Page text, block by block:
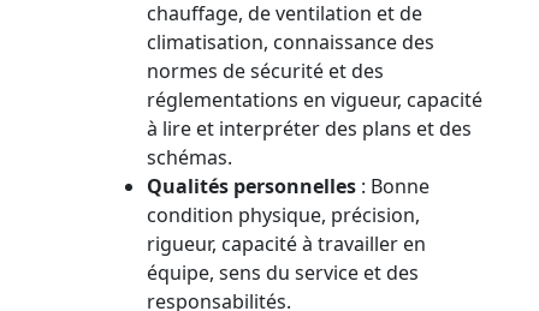
chauffage, de ventilation et de
climatisation, connaissance des
normes de sécurité et des
réglementations en vigueur, capacité
à lire et interpréter des plans et des
schémas.
Qualités personnelles : Bonne
condition physique, précision,
rigueur, capacité à travailler en
équipe, sens du service et des
responsabilités.